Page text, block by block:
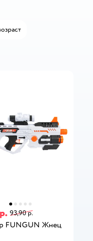
93,90 р.
FUNGUN Жнец